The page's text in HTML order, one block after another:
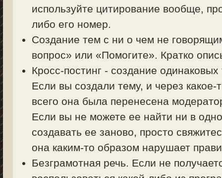
используйте цитирование вообще,
либо его номер.
Создание тем с ни о чем не
вопрос» или «Помогите». Кратко
Кросс-постинг - создание
Если вы создали тему, и через
всего она была перенесена
Если вы не можете ее найти ни в
создавать ее заново, просто
она каким-то образом нарушает
Безграмотная речь. Если не